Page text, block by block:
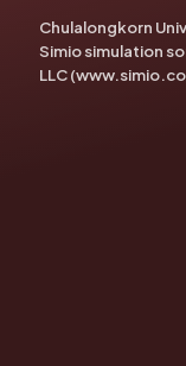
Chulalongkorn
Simio simulation
LLC